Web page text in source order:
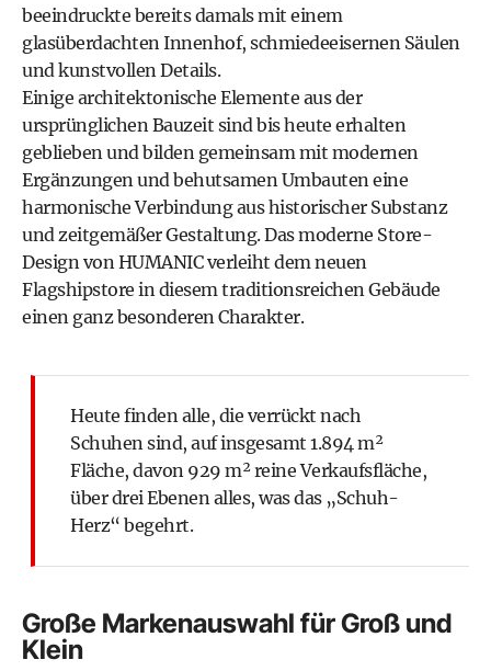
beeindruckte bereits damals mit einem
glasüberdachten Innenhof, schmiedeeisernen Säulen
und kunstvollen Details.
Einige architektonische Elemente aus der
ursprünglichen Bauzeit sind bis heute erhalten
geblieben und bilden gemeinsam mit modernen
Ergänzungen und behutsamen Umbauten eine
harmonische Verbindung aus historischer Substanz
und zeitgemäßer Gestaltung. Das moderne Store-
Design vonHUMANICverleiht dem neuen
Flagshipstore in diesem traditionsreichen Gebäude
einen ganz besonderen Charakter.
Heute finden alle, die verrückt nach
Schuhen sind, auf insgesamt 1.894 m²
Fläche, davon 929 m² reine Verkaufsfläche,
über drei Ebenen alles, was das „Schuh-
Herz“ begehrt.
Große Markenauswahl für Groß und
Klein